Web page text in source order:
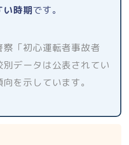
い時期です。
「初心運転者事故者
データは公表されてい
を示しています。